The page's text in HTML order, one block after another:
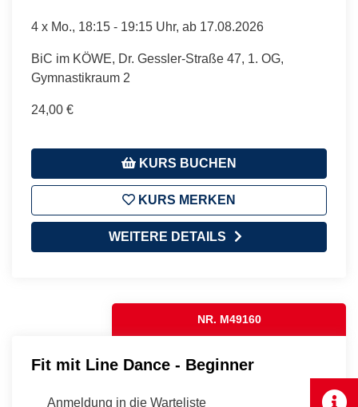
4 x Mo., 18:15 - 19:15 Uhr, ab 17.08.2026
BiC im KÖWE, Dr. Gessler-Straße 47, 1. OG,
Gymnastikraum 2
24,00 €
KURS BUCHEN
KURS MERKEN
WEITERE DETAILS
NR. M49160
Fit mit Line Dance - Beginner
Anmeldung in die Warteliste